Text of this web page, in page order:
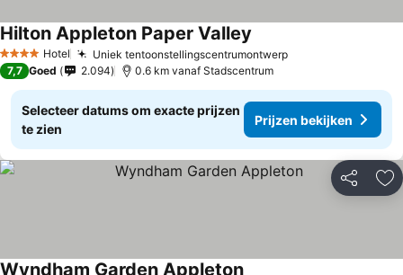
4 SterrenHotel Uniek tentoonstellingscentrumontwerpPrijzen bekijken
Hilton Appleton Paper Valley
7,7 Goed 2.094 0.6 km vanaf Stadscentrum
Selecteer datums om exacte prijzen
te zien
Prijzen bekijken
Delen
Wyndham Garden Appleton